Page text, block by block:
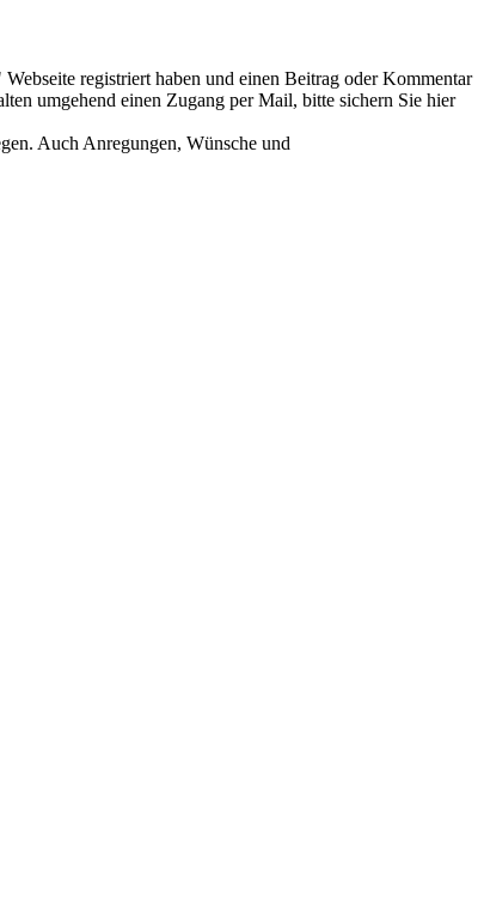
registriert haben und einen Beitrag oder Kommentar
umgehend einen Zugang per Mail, bitte sichern Sie hier
Auch Anregungen, Wünsche und